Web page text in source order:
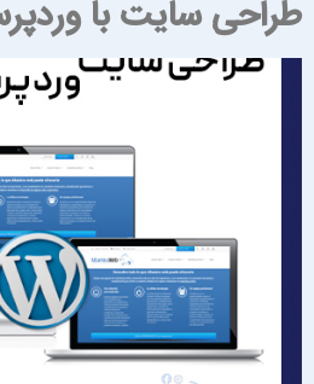
طراحی سایت با